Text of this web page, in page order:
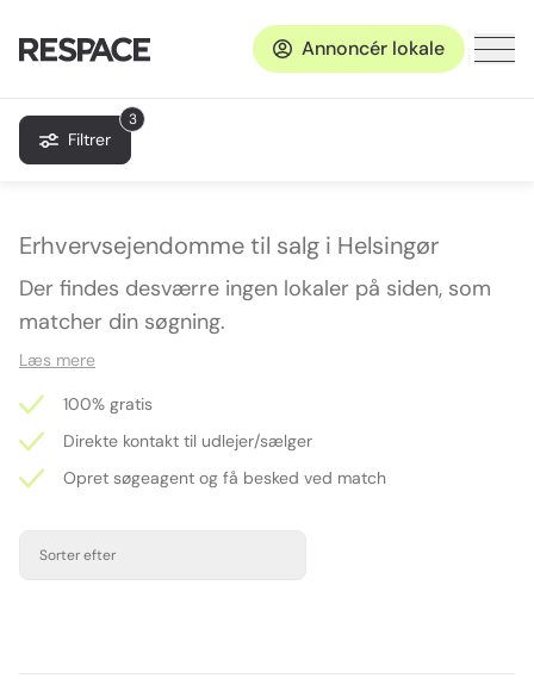
Annoncér lokale
3
Filtrer
Erhvervsejendomme til salg i Helsingør
Der findes desværre ingen lokaler på siden, som
matcher din søgning.
Læs mere
100% gratis
Direkte kontakt til udlejer/sælger
Opret søgeagent og få besked ved match
Sorter efter